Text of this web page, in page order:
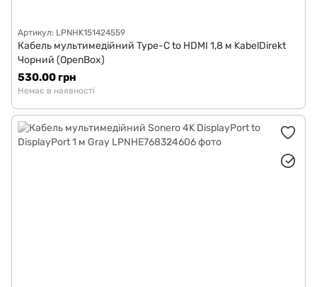
Артикул: LPNHK151424559
Кабель мультимедійний Type-C to HDMI 1,8 м KabelDirekt
Чорний (OpenBox)
530.00 грн
Немає в наявності